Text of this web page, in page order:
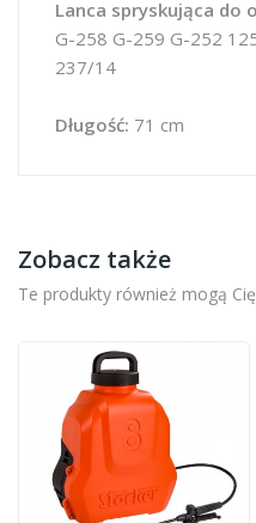
Lanca spryskująca do
G-258 G-259 G-252
237/14
Długość: 71 cm
Zobacz także
Te produkty również mogą